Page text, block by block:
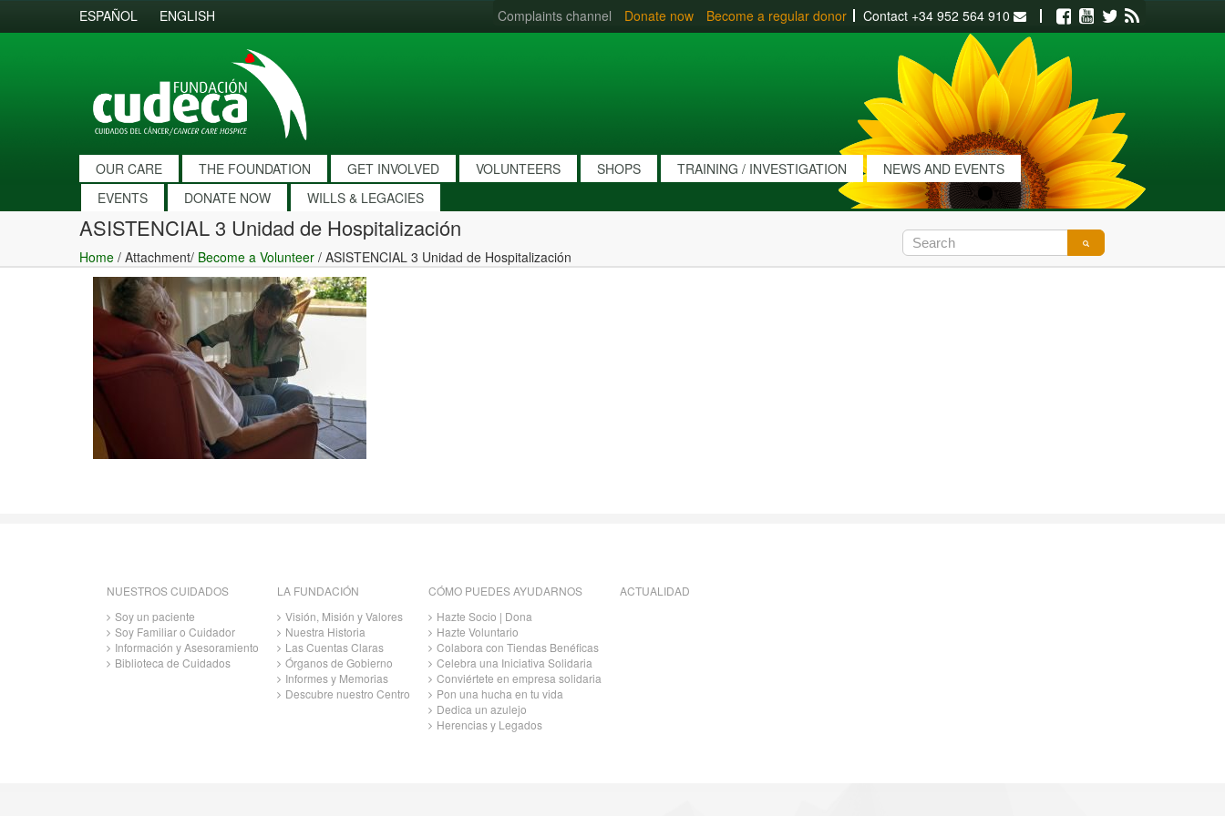
ESPAÑOL ENGLISH Complaints channel Donate now Become a regular donor Contact +34 952 564 910 Facebook
Youtube
Twitter
OUR CARE THE FOUNDATION GET INVOLVED VOLUNTEERS SHOPS TRAINING / INVESTIGATION
NEWS AND EVENTS
EVENTS
DONATE NOW WILLS & LEGACIES
ASISTENCIAL 3 Unidad de Hospitalización
Home / Attachment/ Become a Volunteer / ASISTENCIAL 3 Unidad de Hospitalización
NUESTROS CUIDADOS
Soy un paciente
Soy Familiar o Cuidador
Información y Asesoramiento
Biblioteca de Cuidados
LA FUNDACIÓN
Visión, Misión y Valores
Nuestra Historia
Las Cuentas Claras
Órganos de Gobierno
Informes y Memorias
Descubre nuestro Centro
CÓMO PUEDES AYUDARNOS
Hazte Socio | Dona
Hazte Voluntario
Colabora con Tiendas Benéficas
Celebra una Iniciativa Solidaria
Conviértete en empresa solidaria
Pon una hucha en tu vida
Dedica un azulejo
Herencias y Legados
ACTUALIDAD